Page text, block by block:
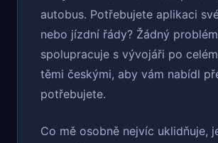
autobus. Potřebujete aplikaci
nebo jízdní řády? Žádný
spolupracuje s vývojáři po
těmi českými, aby vám nabídl
potřebujete.
Co mě osobně nejvíc uklidňuje,